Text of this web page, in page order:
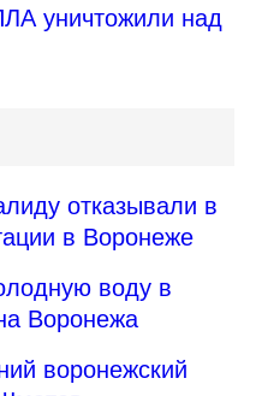
уничтожили над
отказывали в
в Воронеже
воду в
Воронежа
воронежский